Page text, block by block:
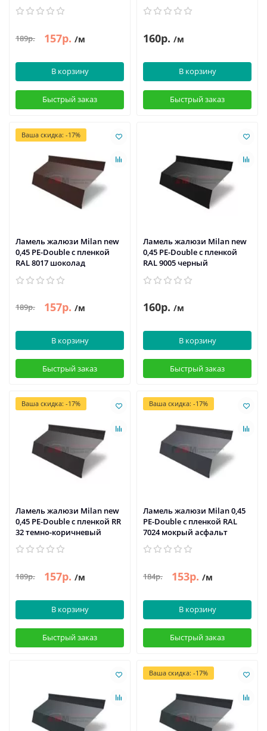
189р. 157р. /м
В корзину
Быстрый заказ
160р. /м
В корзину
Быстрый заказ
Ваша скидка: -17%
Ламель жалюзи Milan new
0,45 PE-Double с пленкой
RAL 8017 шоколад
189р. 157р. /м
В корзину
Быстрый заказ
Ламель жалюзи Milan new
0,45 PE-Double с пленкой
RAL 9005 черный
160р. /м
В корзину
Быстрый заказ
Ваша скидка: -17%
Ламель жалюзи Milan new
0,45 PE-Double с пленкой RR
32 темно-коричневый
189р. 157р. /м
В корзину
Быстрый заказ
Ваша скидка: -17%
Ламель жалюзи Milan 0,45
PE-Double с пленкой RAL
7024 мокрый асфальт
184р. 153р. /м
В корзину
Быстрый заказ
Ваша скидка: -17%